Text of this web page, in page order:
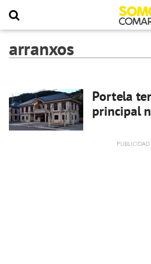
arranxos
Portela
principal